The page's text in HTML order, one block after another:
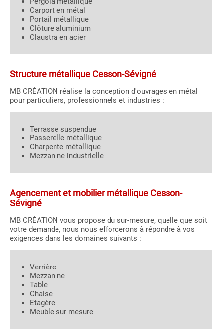
Carport en métal
Portail métallique
Clôture aluminium
Claustra en acier
Structure métallique Cesson-Sévigné
MB CRÉATION réalise la conception d'ouvrages en métal
pour particuliers, professionnels et industries :
Terrasse suspendue
Passerelle métallique
Charpente métallique
Mezzanine industrielle
Agencement et mobilier métallique Cesson-
Sévigné
MB CRÉATION vous propose du sur-mesure, quelle que soit
votre demande, nous nous efforcerons à répondre à vos
exigences dans les domaines suivants :
Verrière
Mezzanine
Table
Chaise
Etagère
Meuble sur mesure